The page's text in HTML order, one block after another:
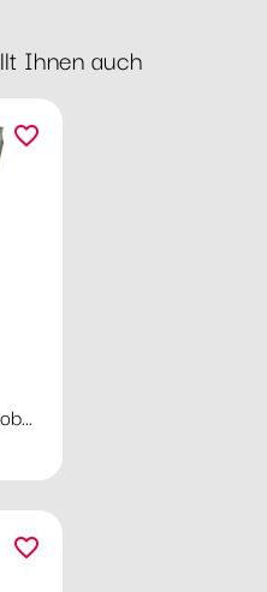
Ihnen auch
favorite_border
favorite_border